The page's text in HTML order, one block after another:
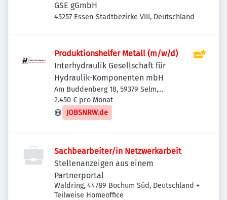
GSE gGmbH
45257 Essen-Stadtbezirke VIII, Deutschland
Produktionshelfer Metall (m/w/d)
Interhydraulik Gesellschaft für
Hydraulik-Komponenten mbH
Am Buddenberg 18, 59379 Selm,
Deutschland
2.450 € pro Monat
JOBSNRW.de
Sachbearbeiter/in Netzwerkarbeit
Stellenanzeigen aus einem
Partnerportal
Waldring, 44789 Bochum Süd, Deutschland +
Teilweise Homeoffice